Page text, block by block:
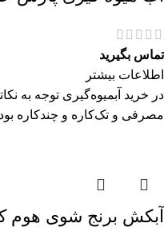
تماس بگیرید
اطلاعات بیشتر
در خرید آبمیوه‌گیری توجه به
مصرفی و تک‌کاره و چندکاره
آبکش برنج شوی هوم